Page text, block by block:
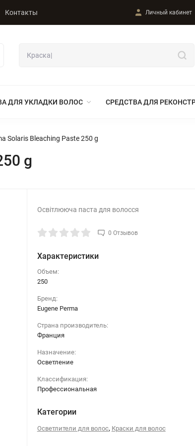
Контакты Личный кабинет
ДЛЯ УКЛАДКИ ВОЛОС СРЕДСТВА ДЛЯ
Solaris Bleaching Paste 250 g
g
Освітлююча паста для волосся
0 Отзывов
Характеристики
Объем:
250
Бренд:
Eugene Perma
Страна производитель:
Франция
Назначение:
Осветление
Классификация:
Профессиональная
Категории
Осветлители для волос, Краски для волос